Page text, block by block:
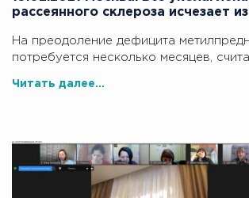
рассеянного склероза исчезает
На преодоление дефицита
потребуется несколько месяцев,
Читать далее...